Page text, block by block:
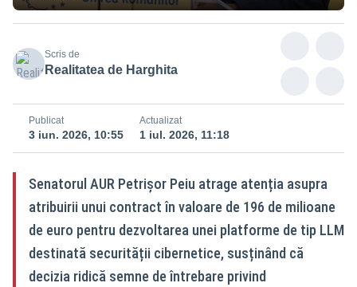
Scris de
Realitatea de Harghita
Publicat
3 iun. 2026, 10:55
Actualizat
1 iul. 2026, 11:18
Senatorul AUR Petrișor Peiu atrage atenția asupra
atribuirii unui contract în valoare de 196 de milioane
de euro pentru dezvoltarea unei platforme de tip LLM
destinată securității cibernetice, susținând că
decizia ridică semne de întrebare privind